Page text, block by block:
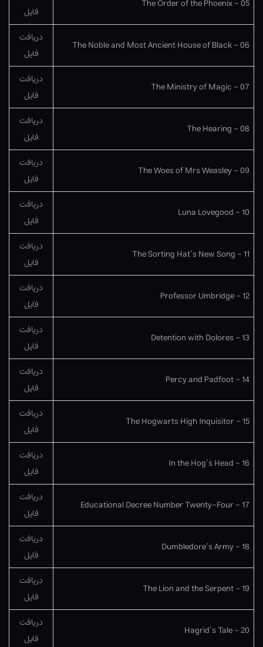
05 – The Order of the Phoenix
فایل
06 – The Noble and Most Ancient House of Black
دریافت
فایل
07 – The Ministry of Magic
دریافت
فایل
08 – The Hearing
دریافت
فایل
09 – The Woes of Mrs Weasley
دریافت
فایل
10 – Luna Lovegood
دریافت
فایل
11 – The Sorting Hat’s New Song
دریافت
فایل
12 – Professor Umbridge
دریافت
فایل
13 – Detention with Dolores
دریافت
فایل
14 – Percy and Padfoot
دریافت
فایل
15 – The Hogwarts High Inquisitor
دریافت
فایل
16 – In the Hog’s Head
دریافت
فایل
17 – Educational Decree Number Twenty-Four
دریافت
فایل
18 – Dumbledore’s Army
دریافت
فایل
19 – The Lion and the Serpent
دریافت
فایل
20 – Hagrid’s Tale
دریافت
فایل